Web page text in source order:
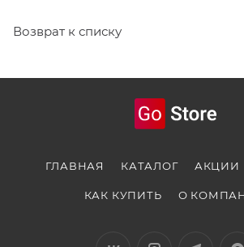
Возврат к списку
ГЛАВНАЯ КАТАЛОГ АКЦИИ
КАК КУПИТЬ О